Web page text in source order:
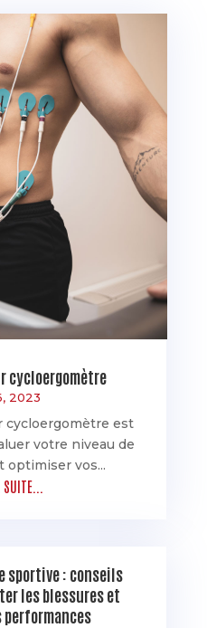
cycloergomètre
2023
cycloergomètre est
votre niveau de
optimiser vos...
sportive : conseils
les blessures et